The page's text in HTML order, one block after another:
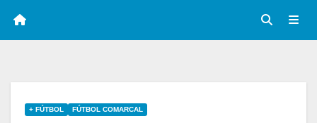
+ FÚTBOL FÚTBOL COMARCAL